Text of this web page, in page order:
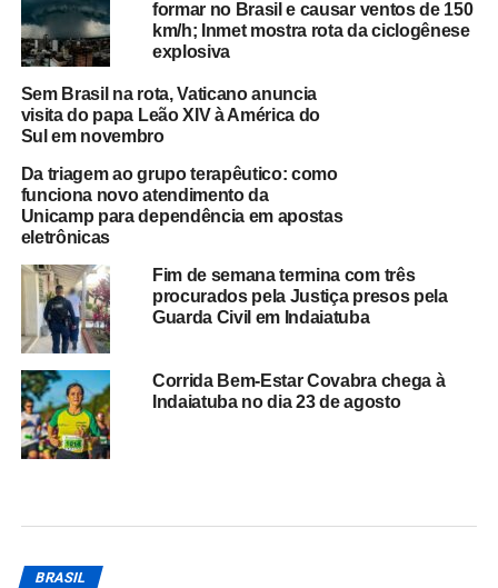
formar no Brasil e causar ventos de 150
km/h; Inmet mostra rota da ciclogênese
explosiva
Sem Brasil na rota, Vaticano anuncia
visita do papa Leão XIV à América do
Sul em novembro
Da triagem ao grupo terapêutico: como
funciona novo atendimento da
Unicamp para dependência em apostas
eletrônicas
Fim de semana termina com três
procurados pela Justiça presos pela
Guarda Civil em Indaiatuba
Corrida Bem-Estar Covabra chega à
Indaiatuba no dia 23 de agosto
BRASIL